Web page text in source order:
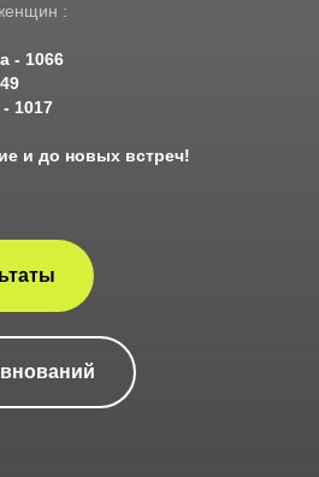
:
- 1066
1017
и до новых встреч!